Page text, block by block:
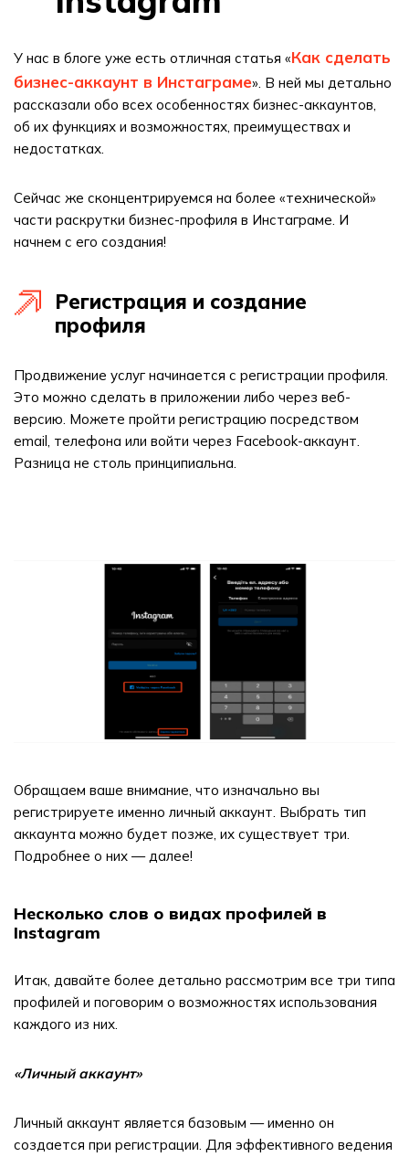
У нас в блоге уже есть отличная статья «Как сделать
бизнес-аккаунт в Инстаграме». В ней мы детально
рассказали обо всех особенностях бизнес-аккаунтов,
об их функциях и возможностях, преимуществах и
недостатках.
Сейчас же сконцентрируемся на более «технической»
части раскрутки бизнес-профиля в Инстаграме. И
начнем с его создания!
Регистрация и создание
профиля
Продвижение услуг начинается с регистрации профиля.
Это можно сделать в приложении либо через веб-
версию. Можете пройти регистрацию посредством
email, телефона или войти через Facebook-аккаунт.
Разница не столь принципиальна.
Обращаем ваше внимание, что изначально вы
регистрируете именно личный аккаунт. Выбрать тип
аккаунта можно будет позже, их существует три.
Подробнее о них — далее!
Несколько слов о видах профилей в
Instagram
Итак, давайте более детально рассмотрим все три типа
профилей и поговорим о возможностях использования
каждого из них.
«Личный аккаунт»
Личный аккаунт является базовым — именно он
создается при регистрации. Для эффективного ведения